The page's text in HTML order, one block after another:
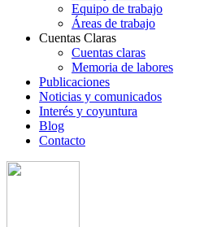
Equipo de trabajo
Áreas de trabajo
Cuentas Claras
Cuentas claras
Memoria de labores
Publicaciones
Noticias y comunicados
Interés y coyuntura
Blog
Contacto